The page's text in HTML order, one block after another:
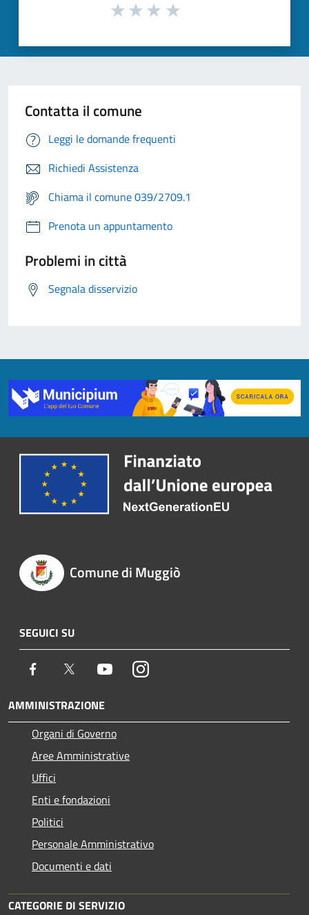
Contatta il comune
Leggi le domande frequenti
Richiedi Assistenza
Chiama il comune 039/2709.1
Prenota un appuntamento
Problemi in città
Segnala disservizio
Comune di Muggiò
SEGUICI SU
Facebook Twitter YoutubeInstagram
AMMINISTRAZIONE
Organi di Governo
Aree Amministrative
Uffici
Enti e fondazioni
Politici
Personale Amministrativo
Documenti e dati
CATEGORIE DI SERVIZIO